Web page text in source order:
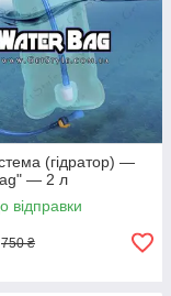
(гідратор) —
— 2 л
відправки
750 ₴